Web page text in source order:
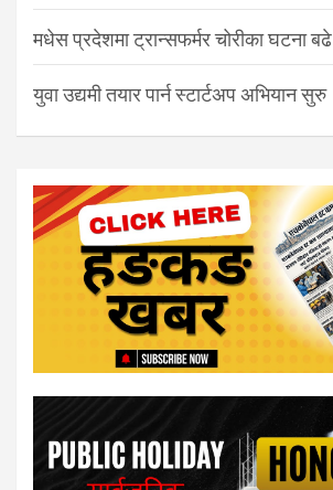
मधेस प्रदेशमा ट्रान्सफर्मर चोरीका घटना बढे
युवा उद्यमी तयार पार्न स्टार्टअप अभियान सुरु